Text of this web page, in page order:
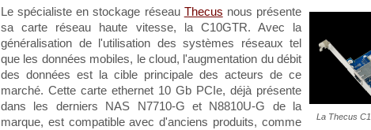
La Thecus
Le spécialiste en stockage réseau Thecus nous présente
sa carte réseau haute vitesse, la C10GTR. Avec la
généralisation de l'utilisation des systèmes réseaux tel
que les données mobiles, le cloud, l'augmentation du débit
des données est la cible principale des acteurs de ce
marché. Cette carte ethernet 10 Gb PCIe, déjà présente
dans les derniers NAS N7710-G et N8810U-G de la
marque, est compatible avec d'anciens produits, comme